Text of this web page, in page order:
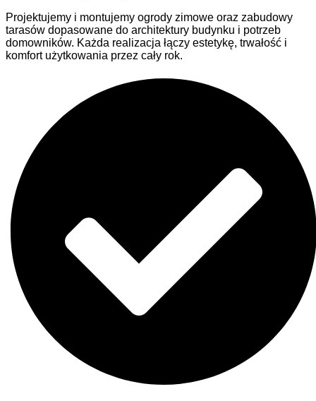
Projektujemy i montujemy ogrody zimowe oraz zabudowy
tarasów dopasowane do architektury budynku i potrzeb
domowników. Każda realizacja łączy estetykę, trwałość i
komfort użytkowania przez cały rok.